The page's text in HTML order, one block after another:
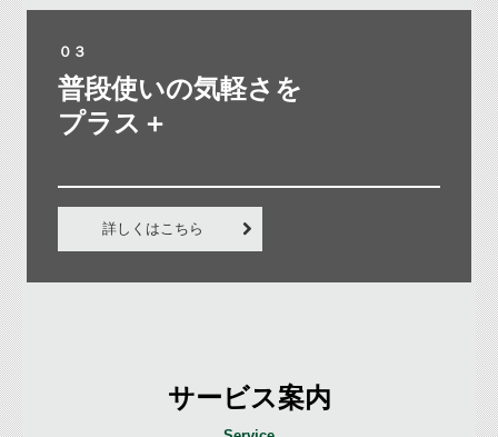
０３
普段使いの気軽さを
プラス＋
詳しくはこちら
サービス案内